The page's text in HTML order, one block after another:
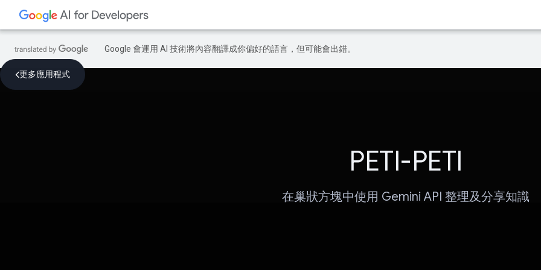
Google 會運用 AI 技術將內容翻譯成你偏好的語言，但可能會出錯。
更多應用程式
PETI-PETI
在巢狀方塊中使用 Gemini API 整理及分享知識